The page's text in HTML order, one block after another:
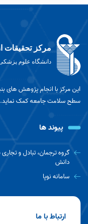
برگزاری کارگاه
ارگونومی توسط مرکز
ایرانداک برگزار می‌کند:
خارجی ( با تاکید بر
1404/10/07
روز پژوهش؛ تعهد به
1404/09/25
مرکز تحقیقات
دانشگاه علوم
این مرکز با انجام پژوهش های
سطح سلامت جامعه کمک نماید.
پیوند ها
گروه ترجمان، تبادل و
دانش
سامانه نوپا
ارتباط با ما